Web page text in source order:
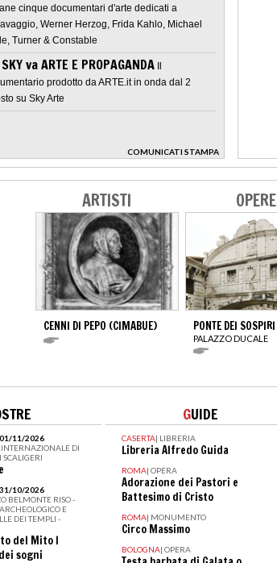
cinque documentari d'arte dedicati a
Werner Herzog, Frida Kahlo, Michael
Turner & Constable
va ARTE E PROPAGANDA Il
prodotto da ARTE.it in onda dal 2
su Sky Arte
COMUNICATI STAMPA
>
ARTISTI
CENNI DI PEPO (CIMABUE)
OPERE
PONTE DEI SOSPIRI
PALAZZO DUCALE
11/2026
INTERNAZIONALE DI
SCALIGERI
10/2026
BELMONTE RISO -
E
DEI TEMPLI -
del Mito I
sogni
GUIDE
CASERTA| LIBRERIA
Libreria Alfredo Guida
ROMA| OPERA
Adorazione dei Pastori e
Battesimo di Cristo
ROMA| MONUMENTO
Circo Massimo
BOLOGNA| OPERA